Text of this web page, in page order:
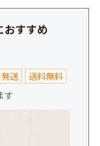
おすすめ
送
送料無料
す